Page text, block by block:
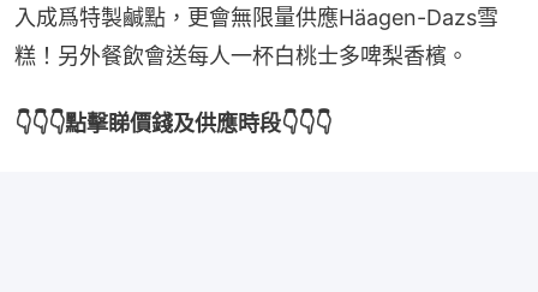
入成爲特製鹹點，更會無限量供應Häagen-Dazs雪
糕！另外餐飲會送每人一杯白桃士多啤梨香檳。
👇👇👇點擊睇價錢及供應時段👇👇👇